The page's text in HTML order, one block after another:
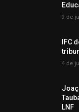
9 de
IFC
4 de
LNF